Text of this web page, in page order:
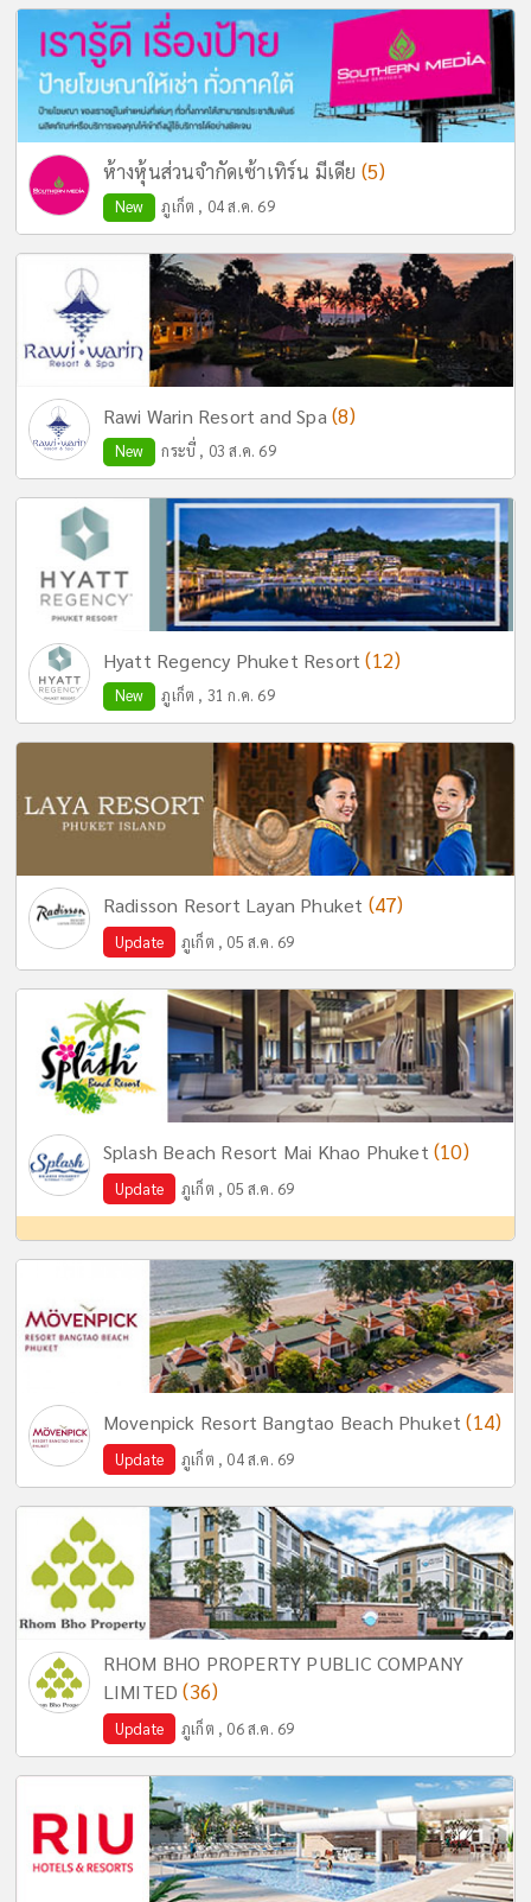
ห้างหุ้นส่วนจำกัดเซ้าเทิร์น มีเดีย (5)
New ภูเก็ต , 04 ส.ค. 69
Rawi Warin Resort and Spa (8)
New กระบี่ , 03 ส.ค. 69
Hyatt Regency Phuket Resort(12)
New ภูเก็ต , 31 ก.ค. 69
Radisson Resort Layan Phuket (47)
Update ภูเก็ต , 05 ส.ค. 69
Splash Beach Resort Mai Khao Phuket (10)
Update ภูเก็ต , 05 ส.ค. 69
Movenpick Resort Bangtao Beach Phuket(14)
Update ภูเก็ต , 04 ส.ค. 69
RHOM BHO PROPERTY PUBLIC COMPANY
LIMITED(36)
Update ภูเก็ต , 06 ส.ค. 69